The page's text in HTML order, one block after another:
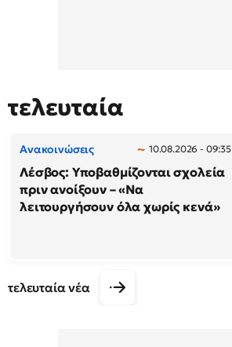
τελευταία
Ανακοινώσεις 10.08.2026 - 09:35
Λέσβος: Υποβαθμίζονται σχολεία
πριν ανοίξουν – «Να
λειτουργήσουν όλα χωρίς κενά»
τελευταία νέα